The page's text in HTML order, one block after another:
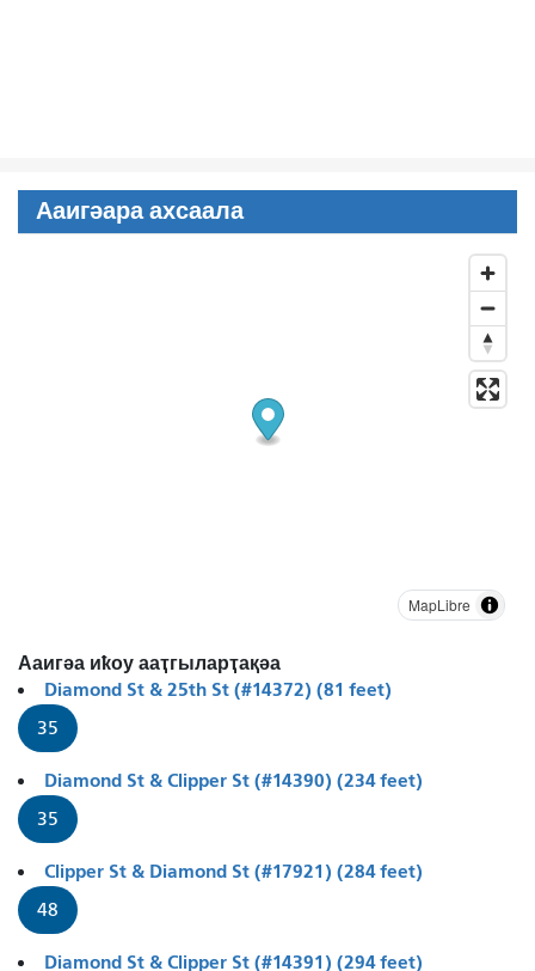
Ааигәара ахсаала
MapLibre
Ааигәа иҟоу ааҭгыларҭақәа
Diamond St & 25th St (#14372) (81 feet)
35
Diamond St & Clipper St (#14390) (234 feet)
35
Clipper St & Diamond St (#17921) (284 feet)
48
Diamond St & Clipper St (#14391) (294 feet)